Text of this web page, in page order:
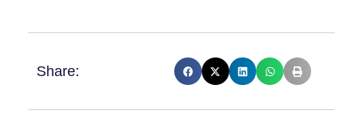
Share: